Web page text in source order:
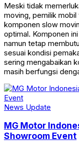
Meski tidak
moving, pemilik
komponen slow
optimal. Komponen
namun tetap
sesuai kondisi
sering mengabaikan
masih berfungsi
News Update
MG Motor
Showroom Event